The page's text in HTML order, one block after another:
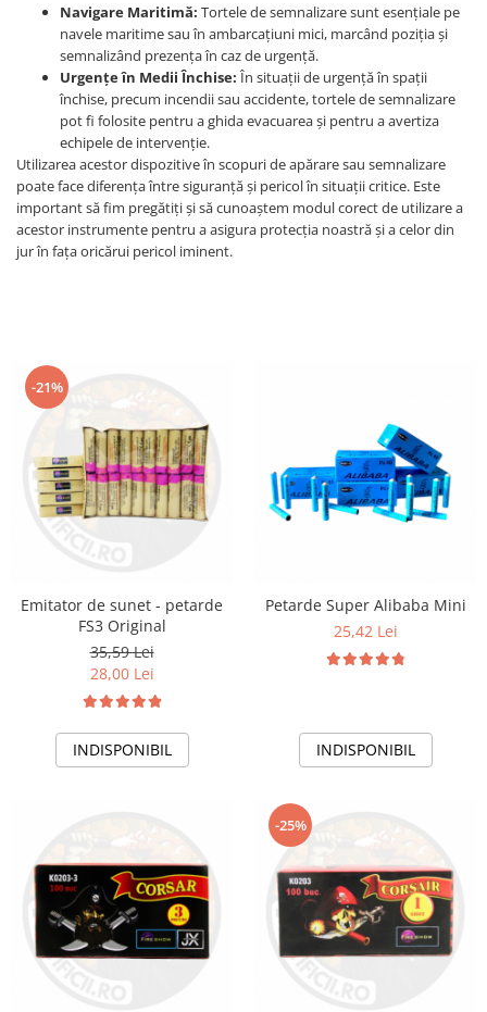
Navigare Maritimă: Tortele de semnalizare sunt esențiale pe
navele maritime sau în ambarcațiuni mici, marcând poziția și
semnalizând prezența în caz de urgență.
Urgențe în Medii Închise: În situații de urgență în spații
închise, precum incendii sau accidente, tortele de semnalizare
pot fi folosite pentru a ghida evacuarea și pentru a avertiza
echipele de intervenție.
Utilizarea acestor dispozitive în scopuri de apărare sau semnalizare
poate face diferența între siguranță și pericol în situații critice. Este
important să fim pregătiți și să cunoaștem modul corect de utilizare a
acestor instrumente pentru a asigura protecția noastră și a celor din
jur în fața oricărui pericol iminent.
-21%
Emitator de sunet - petarde
FS3 Original
35,59 Lei
28,00 Lei
INDISPONIBIL
Petarde Super Alibaba Mini
25,42 Lei
INDISPONIBIL
-25%